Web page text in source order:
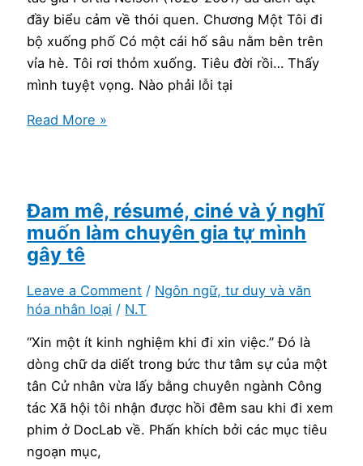
đầy biểu cảm về thói quen. Chương Một Tôi đi
bộ xuống phố Có một cái hố sâu nằm bên trên
vỉa hè. Tôi rơi thỏm xuống. Tiêu đời rồi… Thấy
mình tuyệt vọng. Nào phải lỗi tại
Nghĩ
nhảy
vọt
qua
các
mẫu
hình
xưa
cũ
Read More »
Đam mê, résumé, ciné và ý nghĩ
muốn làm chuyên gia tự mình
gây tê
Leave a Comment / Ngôn ngữ, tư duy và văn
hóa nhân loại / N.T
“Xin một ít kinh nghiệm khi đi xin việc.” Đó là
dòng chữ da diết trong bức thư tâm sự của một
tân Cử nhân vừa lấy bằng chuyên ngành Công
tác Xã hội tôi nhận được hồi đêm sau khi đi xem
phim ở DocLab về. Phấn khích bởi các mục tiêu
ngoạn mục,